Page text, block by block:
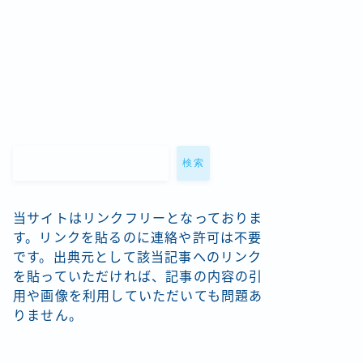
検索
当サイトはリンクフリーとなっておりま
す。リンクを貼るのに連絡や許可は不要
です。出典元として該当記事へのリンク
を貼っていただければ、記事の内容の引
用や画像を利用していただいても問題あ
りません。